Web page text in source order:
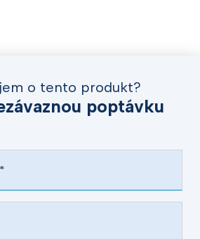
o tento produkt?
poptávku
*